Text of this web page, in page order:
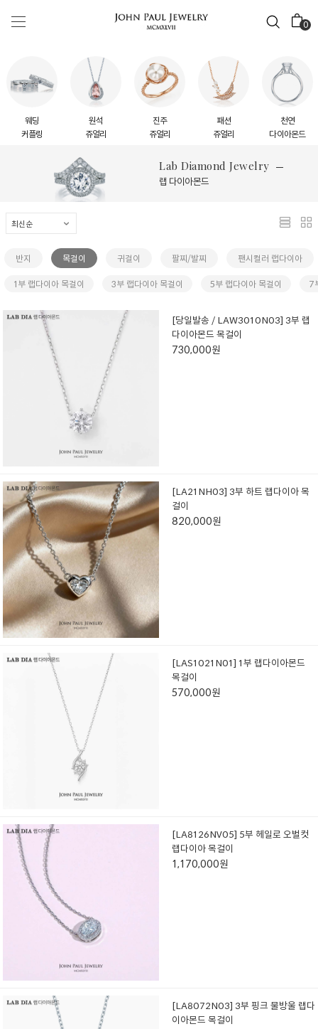
0
웨딩
커플링
원석
쥬얼리
진주
쥬얼리
패션
쥬얼리
천연
다이아몬드
Lab Diamond Jewelry
랩 다이아몬드
반지 목걸이 귀걸이 팔찌/발찌 팬시컬러 랩다이아
1부 랩다이아 목걸이 3부 랩다이아 목걸이 5부 랩다이아 목걸이 7
[당일발송 / LAW3010N03] 3부 랩
다이아몬드 목걸이
730,000원
[LA21NH03] 3부 하트 랩다이아 목
걸이
820,000원
[LAS1021N01] 1부 랩다이아몬드
목걸이
570,000원
[LA8126NV05] 5부 헤일로 오벌컷
랩다이아 목걸이
1,170,000원
[LA8072N03] 3부 핑크 물방울 랩다
이아몬드 목걸이